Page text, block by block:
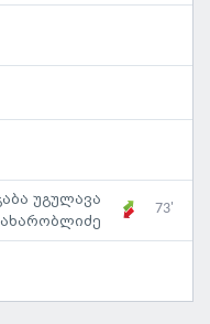
უგულავა
73'